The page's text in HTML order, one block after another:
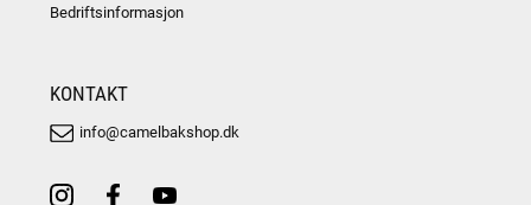
Bedriftsinformasjon
KONTAKT
info@camelbakshop.dk